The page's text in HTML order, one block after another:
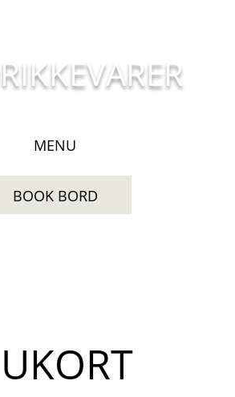
MENU
BOOK BORD